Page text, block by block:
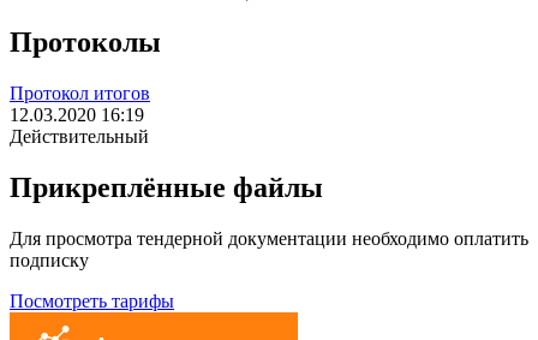
Протоколы
Протокол итогов
12.03.2020 16:19
Действительный
Прикреплённые файлы
Для просмотра тендерной документации необходимо оплатить
подписку
Посмотреть тарифы